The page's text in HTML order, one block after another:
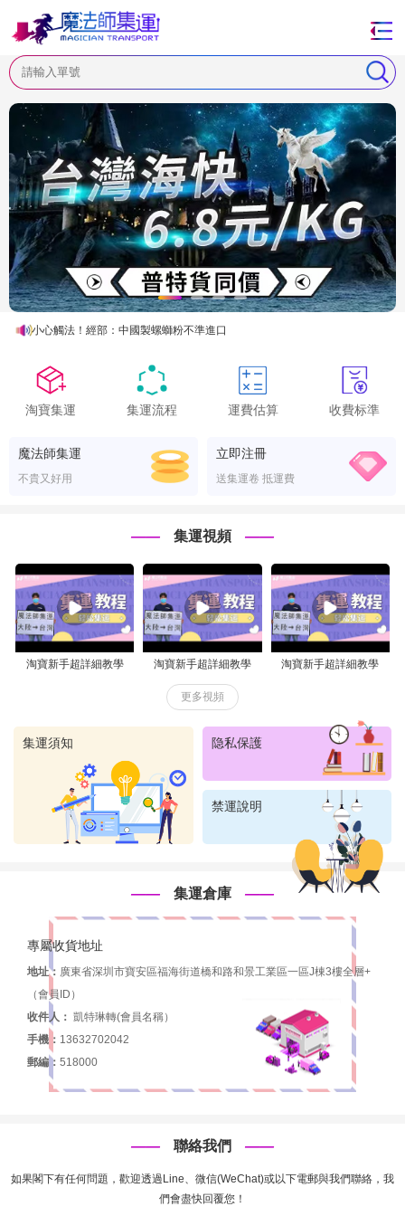
魔芋爽、麻辣花生都有…海關2年查獲中國走私食品247噸
螺螄粉效應 經部：「黃飛紅」不準進口、「魔芋爽」要查
小心觸法！經部：中國製螺螄粉不準進口
物流看經濟 | 今年1—10月份物流需求保持恢複态勢
淘寶集運 集運流程 運費估算 收費标準
魔法師集運
不貴又好用
立即注冊
送集運卷 抵運費
—— 集運視頻 ——
淘寶新手超詳細教學 淘寶新手超詳細教學 淘寶新手超詳細教學
更多視頻
集運須知 隐私保護
禁運說明
—— 集運倉庫 ——
專屬收貨地址
地址： 廣東省深圳市寶安區福海街道橋和路和景工業區一區J棟3樓全層+
（會員ID）
收件人： 凱特琳轉(會員名稱）
手機： 13632702042
郵編： 518000
—— 聯絡我們 ——
如果閣下有任何問題，歡迎透過Line、微信(WeChat)或以下電郵與我們聯絡，我
們會盡快回覆您！